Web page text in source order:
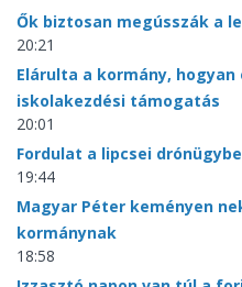
Ők biztosan megússzák a
20:21
Elárulta a kormány, hogyan
iskolakezdési támogatás
20:01
Fordulat a lipcsei
19:44
Magyar Péter keményen
kormánynak
18:58